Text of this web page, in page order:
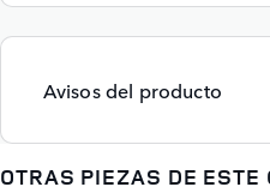
Avisos del producto
OTRAS PIEZAS DE ESTE